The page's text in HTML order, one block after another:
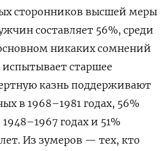
сторонников высшей меры
составляет 56%, среди
никаких сомнений
старшее
казнь поддерживают
в 1968–1981 годах, 56%
годах и 51%
Из зумеров — тех, кто